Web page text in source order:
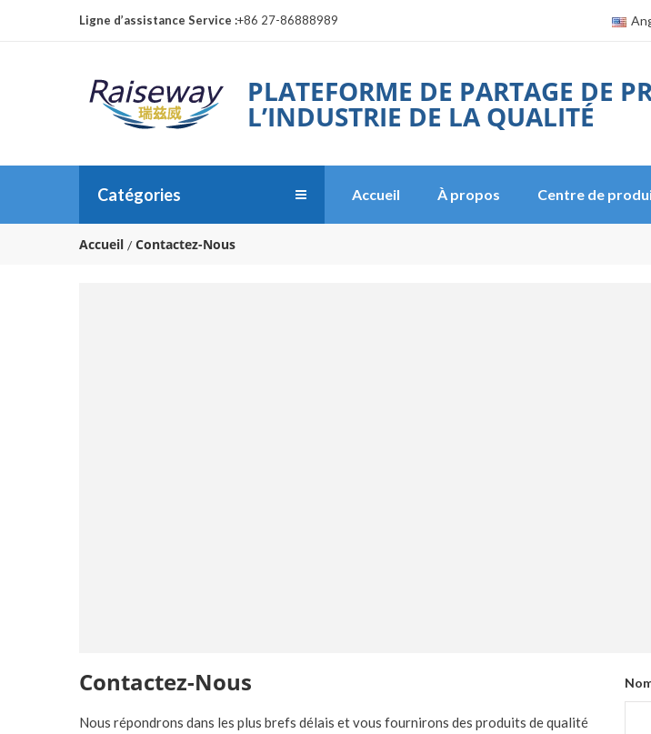
Ligne d’assistance Service :+86 27-86888989
PLATEFORME DE PARTAGE DE
L’INDUSTRIE DE LA QUALITÉ
Catégories Accueil À propos Centre de
Accueil Contactez-Nous
Contactez-Nous
Nous répondrons dans les plus brefs délais et vous fournirons des produits de qualité